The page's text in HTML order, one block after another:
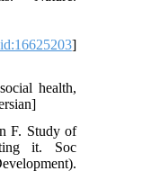
health,
F. Study of
it. Soc